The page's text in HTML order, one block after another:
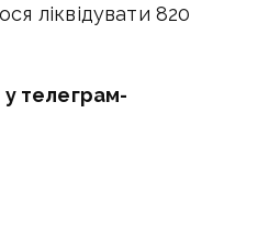
ліквідувати 820
телеграм-